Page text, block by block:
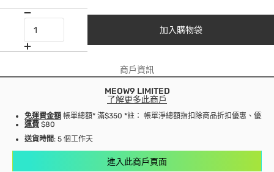
加入購物袋
商戶資訊
MEOW9 LIMITED
了解更多此商戶
免運費金額 帳單總額* 滿$350 *註： 帳單淨總額指扣除商品折扣優惠、優惠
運費 $80
送貨時間: 5 個工作天
進入此商戶頁面